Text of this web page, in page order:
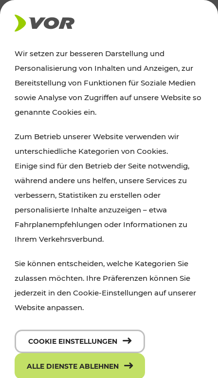
AKTUELLES
Ausflugstipps
Wien, Niederösterreich und das Burgenland
Wanderungen, Kultur und Gastronomie,
Radtouren oder purer Naturgenuss – viele
Attraktionen sind mit den Ticket- und Fahrplan-
Angeboten des VOR gut und schnell erreichbar.
Wir setzen zur besseren Darstellung und
Personalisierung von Inhalten und Anzeigen, zur
Bereitstellung von Funktionen für Soziale Medien
sowie Analyse von Zugriffen auf unsere Website so
genannte Cookies ein.
Zum Betrieb unserer Website verwenden wir
unterschiedliche Kategorien von Cookies.
Einige sind für den Betrieb der Seite notwendig,
während andere uns helfen, unsere Services zu
verbessern, Statistiken zu erstellen oder
personalisierte Inhalte anzuzeigen – etwa
Fahrplanempfehlungen oder Informationen zu
Ihrem Verkehrsverbund.
Sie können entscheiden, welche Kategorien Sie
zulassen möchten. Ihre Präferenzen können Sie
jederzeit in den Cookie-Einstellungen auf unserer
Website anpassen.
COOKIE EINSTELLUNGEN
ALLE DIENSTE ABLEHNEN